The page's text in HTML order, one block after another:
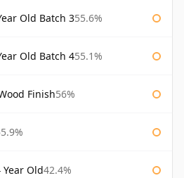
Old Batch 355.6%
Old Batch 455.1%
Finish56%
Old42.4%